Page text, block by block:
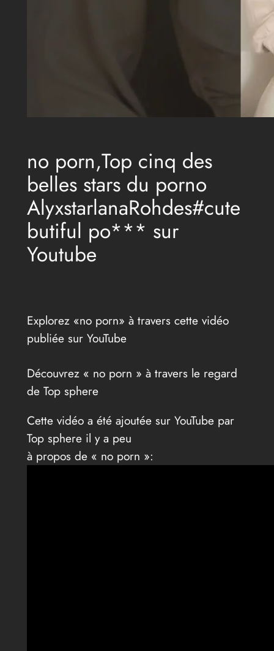
no porn,Top cinq des
belles stars du porno
AlyxstarlanaRohdes#cute
butiful po*** sur
Youtube
Explorez «no porn» à travers cette vidéo
publiée sur YouTube
Découvrez « no porn » à travers le regard
de Top sphere
Cette vidéo a été ajoutée sur YouTube par
Top sphere il y a peu
à propos de « no porn »: